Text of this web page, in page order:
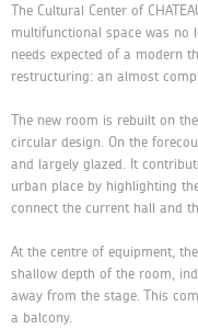
The Cultural Center of
multifunctional space was no
needs expected of a modern
restructuring: an almost
The new room is rebuilt on
circular design. On the
and largely glazed. It
urban place by highlighting
connect the current hall and
At the centre of equipment,
shallow depth of the room,
away from the stage. This
a balcony.